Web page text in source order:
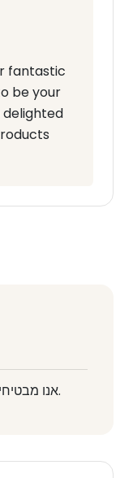
fantastic
be your
אנו מבטיחים שכל הביקורות הן 100% אמיתיות.